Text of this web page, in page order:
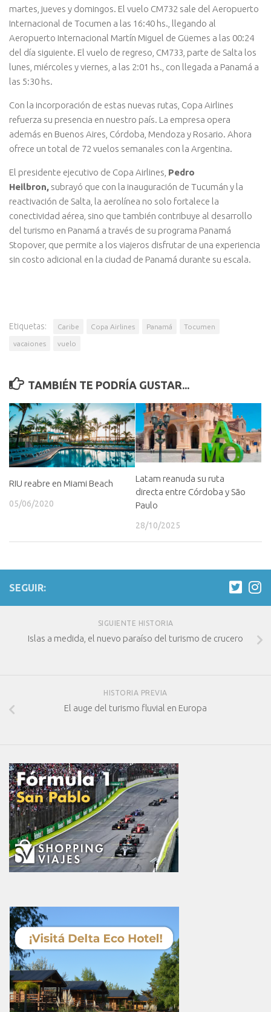
martes, jueves y domingos. El vuelo CM732 sale del Aeropuerto
Internacional de Tocumen a las 16:40 hs., llegando al
Aeropuerto Internacional Martín Miguel de Güemes a las 00:24
del día siguiente. El vuelo de regreso, CM733, parte de Salta los
lunes, miércoles y viernes, a las 2:01 hs., con llegada a Panamá a
las 5:30 hs.
Con la incorporación de estas nuevas rutas, Copa Airlines
refuerza su presencia en nuestro país. La empresa opera
además en Buenos Aires, Córdoba, Mendoza y Rosario. Ahora
ofrece un total de 72 vuelos semanales con la Argentina.
El presidente ejecutivo de Copa Airlines, Pedro
Heilbron, subrayó que con la inauguración de Tucumán y la
reactivación de Salta, la aerolínea no solo fortalece la
conectividad aérea, sino que también contribuye al desarrollo
del turismo en Panamá a través de su programa Panamá
Stopover, que permite a los viajeros disfrutar de una experiencia
sin costo adicional en la ciudad de Panamá durante su escala.
Etiquetas: Caribe Copa Airlines Panamá Tocumen
vacaiones vuelo
TAMBIÉN TE PODRÍA GUSTAR...
RIU reabre en Miami Beach
05/06/2020
Latam reanuda su ruta
directa entre Córdoba y São
Paulo
28/10/2025
SEGUIR:
SIGUIENTE HISTORIA
Islas a medida, el nuevo paraíso del turismo de crucero
HISTORIA PREVIA
El auge del turismo fluvial en Europa